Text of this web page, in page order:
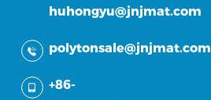
huhongyu@jnjmat.com
polytonsale@jnjmat.com
+86-